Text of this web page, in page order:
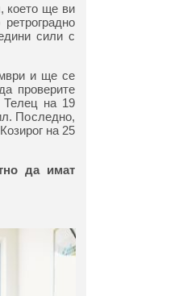
което ще ви
сили с
и ще се
проверите
Телец на 19
Последно,
на 25
да имат